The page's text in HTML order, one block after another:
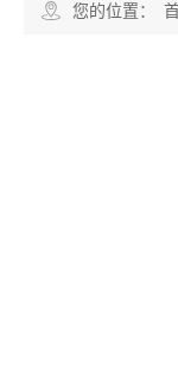
您的位置：